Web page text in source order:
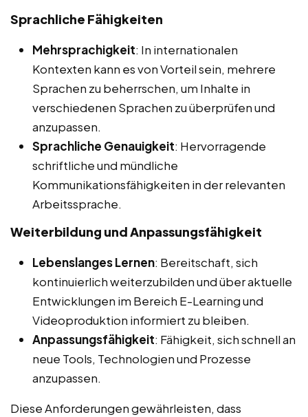
Sprachliche Fähigkeiten
Mehrsprachigkeit: In internationalen
Kontexten kann es von Vorteil sein, mehrere
Sprachen zu beherrschen, um Inhalte in
verschiedenen Sprachen zu überprüfen und
anzupassen.
Sprachliche Genauigkeit: Hervorragende
schriftliche und mündliche
Kommunikationsfähigkeiten in der relevanten
Arbeitssprache.
Weiterbildung und Anpassungsfähigkeit
Lebenslanges Lernen: Bereitschaft, sich
kontinuierlich weiterzubilden und über aktuelle
Entwicklungen im Bereich E-Learning und
Videoproduktion informiert zu bleiben.
Anpassungsfähigkeit: Fähigkeit, sich schnell an
neue Tools, Technologien und Prozesse
anzupassen.
Diese Anforderungen gewährleisten, dass